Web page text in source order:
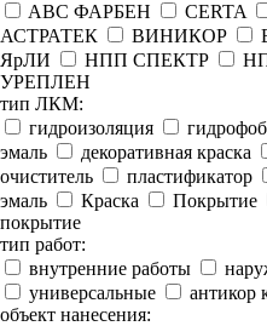
ABC ФАРБЕН
CERTA
АСТРАТЕК
ВИНИКОР
ЯрЛИ
НПП СПЕКТР
УРЕПЛЕН
тип ЛКМ:
гидроизоляция
эмаль
декоративная краска
очиститель
пластификатор
эмаль
Краска Покрытие
покрытие
тип работ:
внутренние работы
универсальные
антикор
объект нанесения: